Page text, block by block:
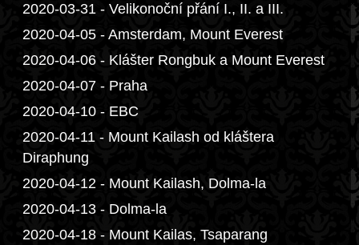
2020-03-31 - Velikonoční přání I., II. a III.
2020-04-05 - Amsterdam, Mount Everest
2020-04-06 - Klášter Rongbuk a Mount Everest
2020-04-07 - Praha
2020-04-10 - EBC
2020-04-11 - Mount Kailash od kláštera
Diraphung
2020-04-12 - Mount Kailash, Dolma-la
2020-04-13 - Dolma-la
2020-04-18 - Mount Kailas, Tsaparang